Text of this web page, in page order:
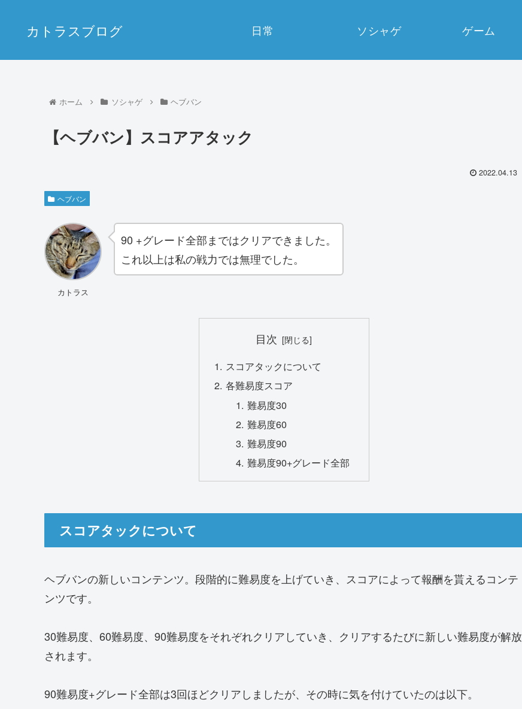
カトラスブログ 日常 ソシャゲ ゲーム
ホーム ソシャゲ ヘブバン
【ヘブバン】スコアアタック
2022.04.13
ヘブバン
カトラス
90 +グレード全部まではクリアできました。
これ以上は私の戦力では無理でした。
目次
スコアタックについて
各難易度スコア
難易度30
難易度60
難易度90
難易度90+グレード全部
スコアタックについて
ヘブバンの新しいコンテンツ。段階的に難易度を上げていき、スコアによって報酬を貰えるコンテ
ンツです。
30難易度、60難易度、90難易度をそれぞれクリアしていき、クリアするたびに新しい難易度が解放
されます。
90難易度+グレード全部は3回ほどクリアしましたが、その時に気を付けていたのは以下。